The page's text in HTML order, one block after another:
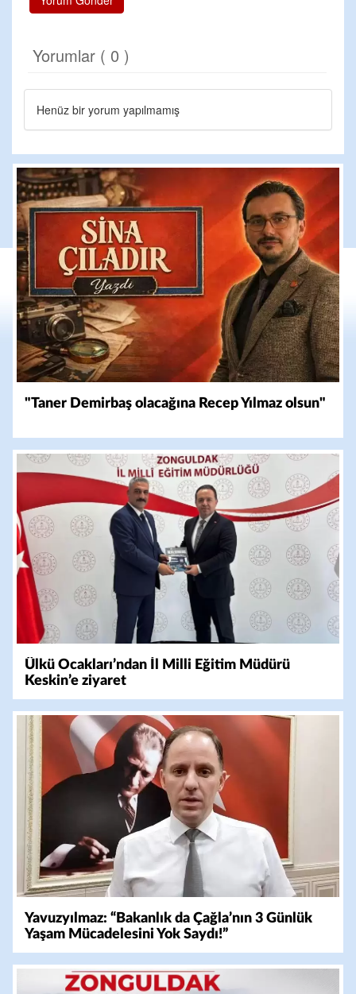
Yorumlar ( 0 )
Henüz bir yorum yapılmamış
"Taner Demirbaş olacağına Recep Yılmaz olsun"
Ülkü Ocakları’ndan İl Milli Eğitim Müdürü
Keskin’e ziyaret
Yavuzyılmaz: “Bakanlık da Çağla’nın 3 Günlük
Yaşam Mücadelesini Yok Saydı!”